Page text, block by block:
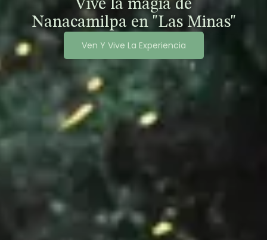
Vive la magia de
Nanacamilpa en "Las Minas"
Ven Y Vive La Experiencia